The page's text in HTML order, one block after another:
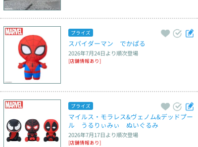
プライズ
スパイダーマン　でかぱる
2026年7月24日より順次登場
[店舗情報あり]
プライズ
マイルス・モラレス&ヴェノム&デッドプー
ル　うるりぃみぃ　ぬいぐるみ
2026年7月17日より順次登場
[店舗情報あり]